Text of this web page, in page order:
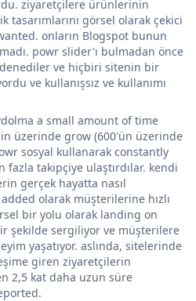
ziyaretçilere ürünlerinin
tasarımlarını görsel olarak çekici
onların Blogspot bunun
powr slider'ı bulmadan önce
ve hiçbiri sitenin bir
ve kullanışsız ve kullanımı
a small amount of time
üzerinde grow (600'ün üzerinde
sosyal kullanarak constantly
fazla takipçiye ulaştırdılar. kendi
gerçek hayatta nasıl
olarak müşterilerine hızlı
bir yolu olarak landing on
şekilde sergiliyor ve müşterilere
yaşatıyor. aslında, sitelerinde
giren ziyaretçilerin
2,5 kat daha uzun süre